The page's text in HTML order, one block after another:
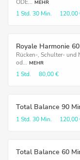
ODE... MEHR
1 Std. 30 Min. 120,00
Royale Harmonie
Rücken-, Schulter- und
od... MEHR
1 Std. 80,00 €
Total Balance 90
1 Std. 30 Min. 120,00
Total Balance 60